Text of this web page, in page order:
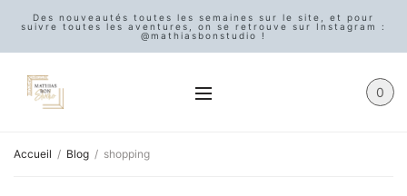
Des nouveautés toutes les semaines sur le site, et pour
suivre toutes les aventures, on se retrouve sur Instagram :
@mathiasbonstudio !
0
Accueil Blog shopping